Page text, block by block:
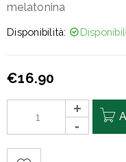
melatonina
Disponibilità:
€16.90